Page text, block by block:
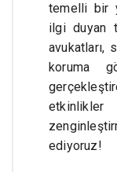
temelli bir
ilgi duyan
avukatları,
koruma
etkinlikler
ediyoruz!